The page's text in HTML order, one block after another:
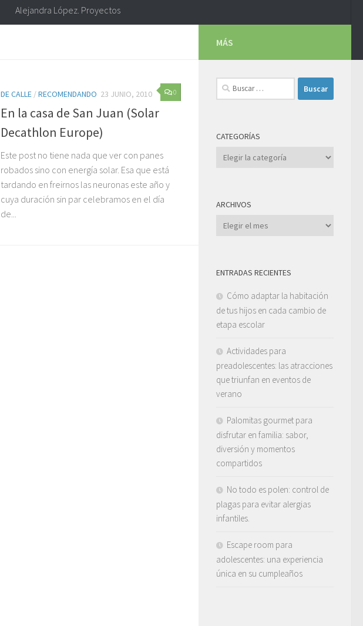
Alejandra López. Proyectos
0
DE CALLE /RECOMENDANDO 23 JUNIO, 2010
En la casa de San Juan (Solar
Decathlon Europe)
Este post no tiene nada que ver con panes
robados sino con energía solar. Esa que está
tardando en freirnos las neuronas este año y
cuya duración sin par celebramos en el día
de...
MÁS
Buscar:
CATEGORÍAS
Categorías
ARCHIVOS
Archivos
ENTRADAS RECIENTES
Cómo adaptar la habitación
de tus hijos en cada cambio de
etapa escolar
Actividades para
preadolescentes: las atracciones
que triunfan en eventos de
verano
Palomitas gourmet para
disfrutar en familia: sabor,
diversión y momentos
compartidos
No todo es polen: control de
plagas para evitar alergias
infantiles.
Escape room para
adolescentes: una experiencia
única en su cumpleaños